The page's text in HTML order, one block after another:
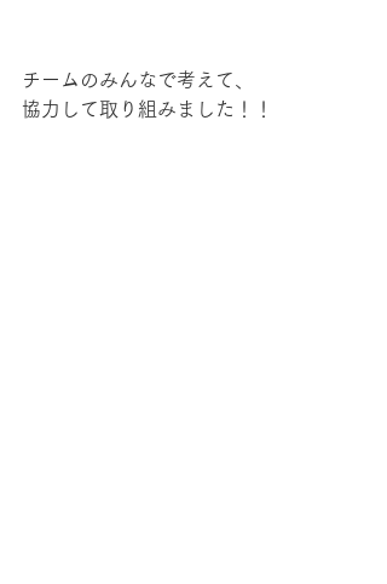
チームのみんなで考えて、
協力して取り組みました！！